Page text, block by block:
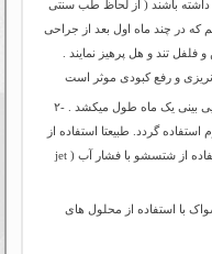
داشته باشند ( از لحاظ طب سنتی
که در چند ماه اول بعد از جراحی
فلفل تند و هل پرهیز نمایند .
۲- بهداشت دهان : سیر بهبودی بیمار بعد از جراحی زیبایی بینی یک ماه طول میکشد .
گردد. طبیعتا استفاده از
از شتسشو با فشار آب (jet
با استفاده از محلول های